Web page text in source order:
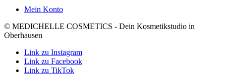
Mein Konto
© MEDICHELLE COSMETICS - Dein Kosmetikstudio in
Oberhausen
Link zu Instagram
Link zu Facebook
Link zu TikTok